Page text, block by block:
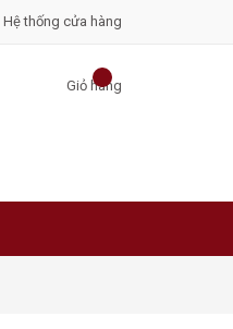
Hệ thống cửa hàng
Giỏ hàng